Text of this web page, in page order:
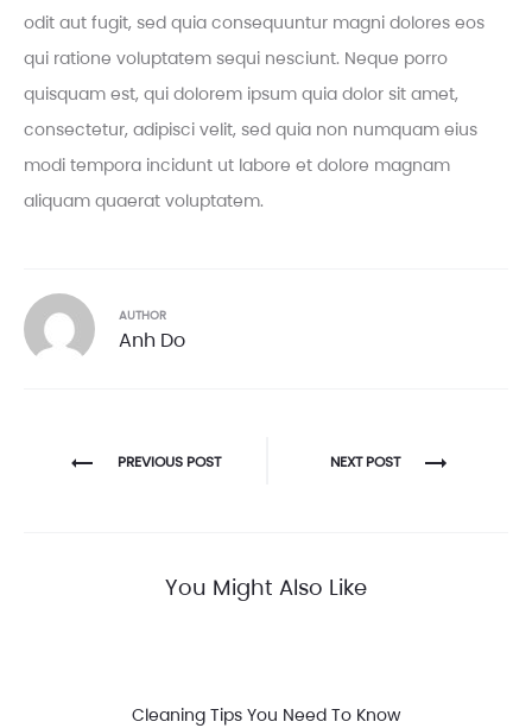
odit aut fugit, sed quia consequuntur magni dolores eos
qui ratione voluptatem sequi nesciunt. Neque porro
quisquam est, qui dolorem ipsum quia dolor sit amet,
consectetur, adipisci velit, sed quia non numquam eius
modi tempora incidunt ut labore et dolore magnam
aliquam quaerat voluptatem.
AUTHOR
Anh Do
Post
PREVIOUS POST NEXT POST
You Might Also Like
Cleaning Tips You Need To Know